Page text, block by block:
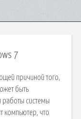
7
причиной того,
быть
работы системы
компьютер, что